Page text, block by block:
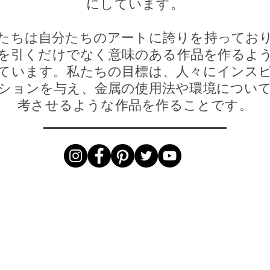
ちは自分たちのアートに誇りを持っており
引くだけでなく意味のある作品を作るよ
います。私たちの目標は、人々にインス
ョンを与え、金属の使用法や環境につい
考させるような作品を作ることです。